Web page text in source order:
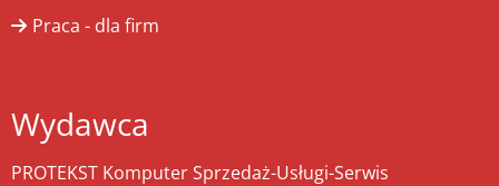
Praca - dla firm
Wydawca
PROTEKST Komputer Sprzedaż-Usługi-Serwis